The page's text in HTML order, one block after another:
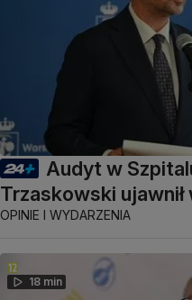
Audyt w
Trzaskowski ujawnił
OPINIE I WYDARZENIA
18 min